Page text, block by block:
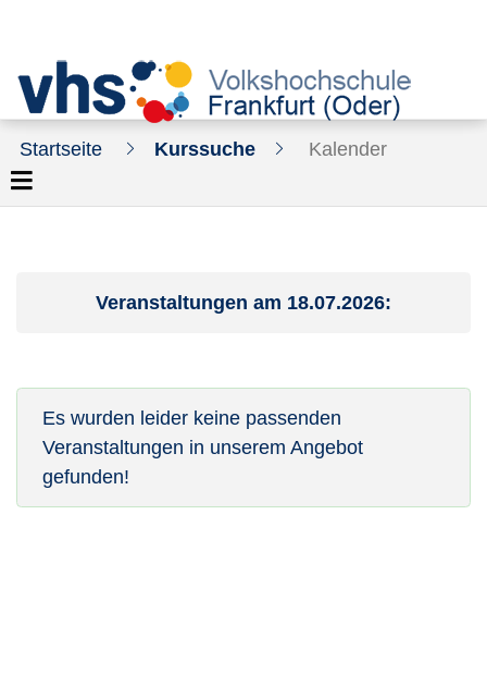
Startseite Kurssuche Kalender
Veranstaltungen am 18.07.2026:
Es wurden leider keine passenden
Veranstaltungen in unserem Angebot
gefunden!